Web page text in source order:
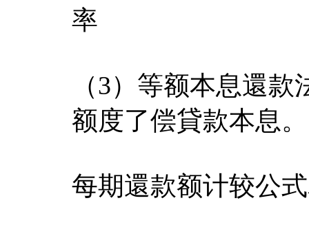
率
（3）等额本息還
额度了偿貸款本息。
每期還款额计较公